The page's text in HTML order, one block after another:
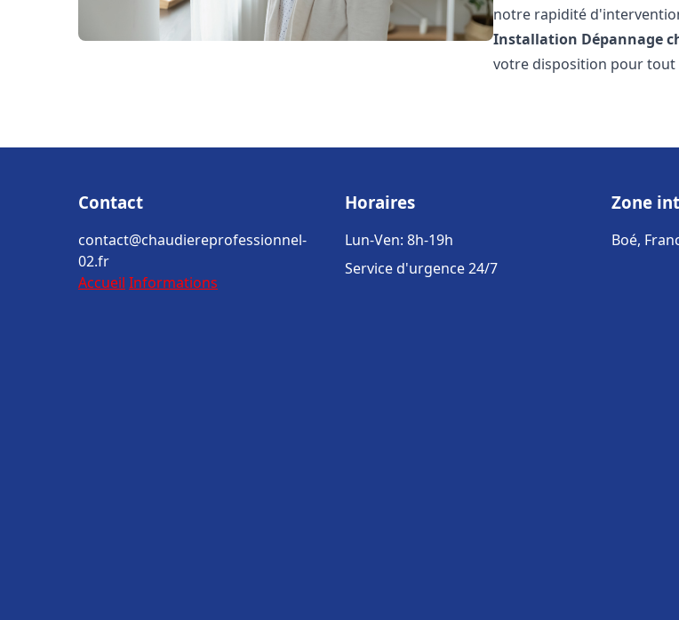
notre rapidité
Installation Dépannage
votre disposition pour tout
Contact
contact@chaudiereprofessionnel-
02.fr
Accueil Informations
Horaires
Lun-Ven: 8h-19h
Service d'urgence 24/7
Zone
Boé,